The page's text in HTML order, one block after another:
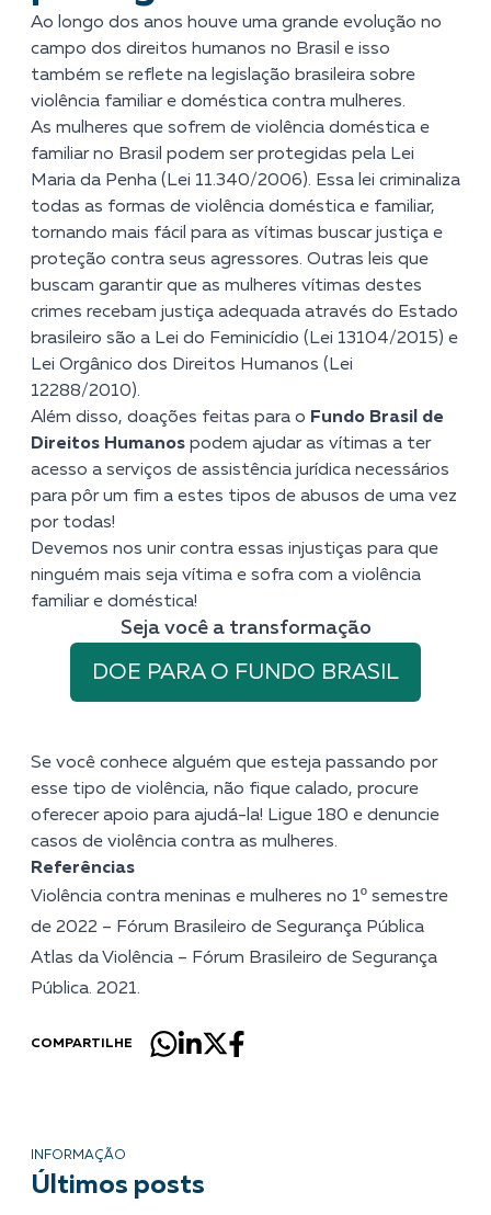
Ao longo dos anos houve uma grande evolução no
campo dos direitos humanos no Brasil e isso
também se reflete na legislação brasileira sobre
violência familiar e doméstica contra mulheres.
As mulheres que sofrem de violência doméstica e
familiar no Brasil podem serprotegidas pela Lei
Maria da Penha (Lei 11.340/2006). Essa lei criminaliza
todas as formas de violência doméstica e familiar,
tornando mais fácil para as vítimas buscar justiça e
proteção contra seus agressores. Outras leis que
buscam garantir que as mulheres vítimas destes
crimes recebam justiça adequada através do Estado
brasileiro são a Lei do Feminicídio (Lei 13104/2015) e
Lei Orgânico dos Direitos Humanos (Lei
12288/2010).
Além disso, doações feitas para o Fundo Brasil de
Direitos Humanos podem ajudar as vítimas a ter
acesso a serviços de assistência jurídica necessários
para pôr um fim a estes tipos de abusos de uma vez
por todas!
Devemos nos unir contra essas injustiças para que
ninguém mais seja vítima e sofra com a violência
familiar e doméstica!
Seja você a transformação
DOE PARA O FUNDO BRASIL
Se você conhece alguém que esteja passando por
esse tipo de violência, não fique calado, procure
oferecer apoio para ajudá-la! Ligue 180 e denuncie
casos de violência contra as mulheres.
Referências
Violência contra meninas e mulheres no 1º semestre
de 2022 – Fórum Brasileiro de Segurança Pública
Atlas da Violência – Fórum Brasileiro de Segurança
Pública. 2021.
COMPARTILHE
INFORMAÇÃO
Últimos posts